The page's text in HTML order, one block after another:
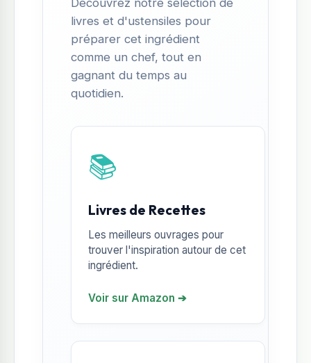
livres et d'ustensiles pour
préparer cet ingrédient
comme un chef, tout en
gagnant du temps au
quotidien.
📚
Livres de Recettes
Les meilleurs ouvrages pour
trouver l'inspiration autour de cet
ingrédient.
Voir sur Amazon ➔